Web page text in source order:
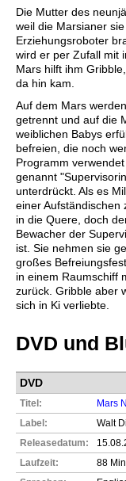
Die Mutter des
weil die Marsianer
Erziehungsroboter
wird er per Zufall mit
Mars hilft ihm
da hin kam.
Auf dem Mars
getrennt und auf die
weiblichen Babys
befreien, die noch
Programm
genannt
unterdrückt. Als es
einer Aufständischen
in die Quere, doch
Bewacher der
ist. Sie nehmen sie
großes
in einem Raumschiff
zurück. Gribble aber
sich in Ki verliebte.
DVD und
DVD
Titel:
Mars
Label:
Walt
Releasedatum:
Laufzeit:
88